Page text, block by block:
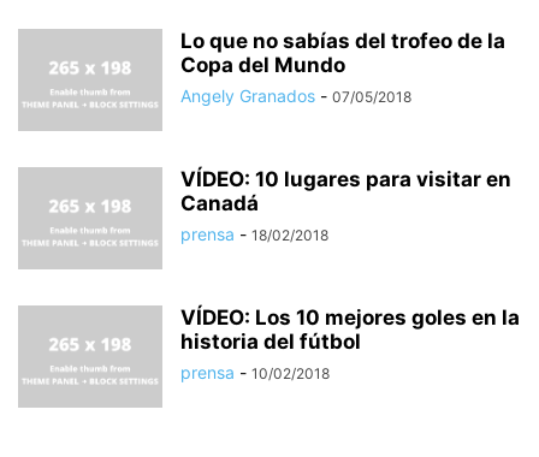
Lo que no sabías del trofeo de la
Copa del Mundo
Angely Granados - 07/05/2018
VÍDEO: 10 lugares para visitar en
Canadá
prensa - 18/02/2018
VÍDEO: Los 10 mejores goles en la
historia del fútbol
prensa - 10/02/2018